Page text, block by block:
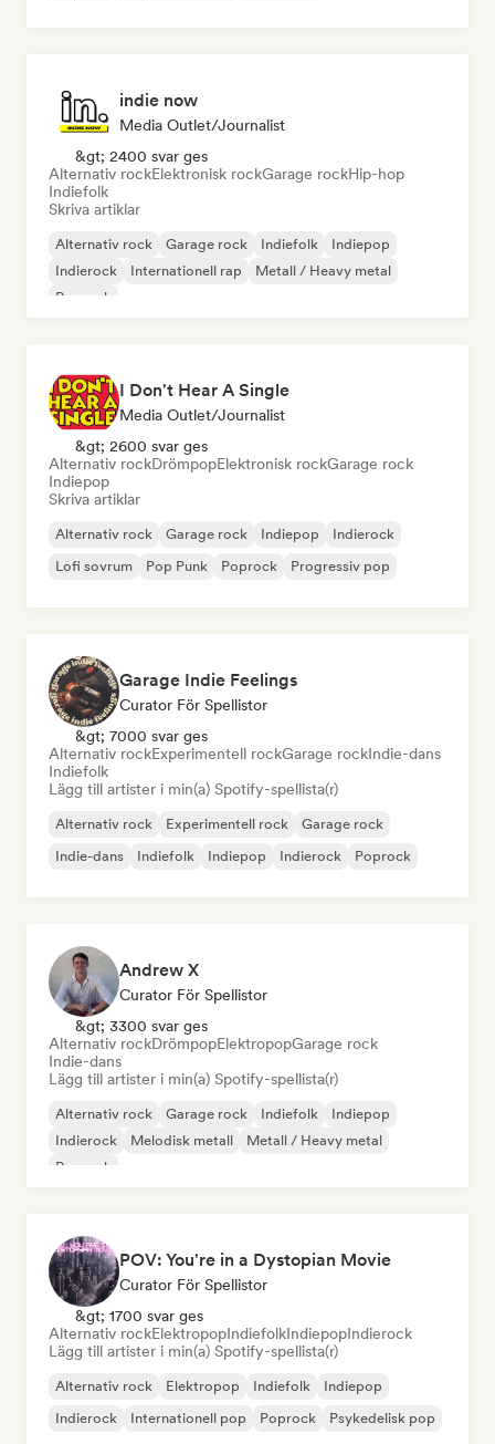
indie now
Media Outlet/Journalist
&gt; 2400 svar ges
Alternativ rockElektronisk rockGarage rockHip-hop
Indiefolk
Skriva artiklar
Alternativ rock Garage rock Indiefolk
Indiepop
Indierock
Internationell rap
Metall / Heavy metal
Poprock
I Don't Hear A Single
Media Outlet/Journalist
&gt; 2600 svar ges
Alternativ rockDrömpopElektronisk rockGarage rock
Indiepop
Skriva artiklar
Alternativ rock Garage rock Indiepop
Indierock
Lofi sovrum
Pop Punk Poprock Progressiv pop
Garage Indie Feelings
Curator För Spellistor
&gt; 7000 svar ges
Alternativ rockExperimentell rockGarage rockIndie-dans
Indiefolk
Lägg till artister i min(a) Spotify-spellista(r)
Alternativ rock Experimentell rock
Garage rock
Indie-dans
Indiefolk Indiepop Indierock Poprock
Andrew X
Curator För Spellistor
&gt; 3300 svar ges
Alternativ rockDrömpopElektropopGarage rock
Indie-dans
Lägg till artister i min(a) Spotify-spellista(r)
Alternativ rock Garage rock Indiefolk
Indiepop
Indierock
Melodisk metall
Metall / Heavy metal
Poprock
POV: You're in a Dystopian Movie
Curator För Spellistor
&gt; 1700 svar ges
Alternativ rockElektropopIndiefolkIndiepopIndierock
Lägg till artister i min(a) Spotify-spellista(r)
Alternativ rock Elektropop Indiefolk
Indiepop
Indierock
Internationell pop Poprock Psykedelisk pop